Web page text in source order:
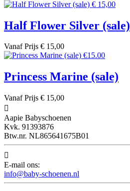
Half Flower Silver (sale)
VanafPrijs € 15,00
Princess Marine (sale)
VanafPrijs € 15,00

Aapie Babyschoenen
Kvk. 91393876
Btw.nr. NL865641675B01

E-mail ons:
info@baby-schoenen.nl